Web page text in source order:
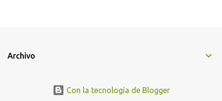
Archivo
Con la tecnología de Blogger